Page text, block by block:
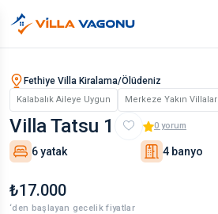
Fethiye Villa Kiralama/Ölüdeniz
Kalabalık Aileye Uygun Merkeze Yakın Villalar
Villa Tatsu 1 0 yorum
6 yatak 4 banyo
₺17.000
‘den başlayan gecelik fiyatlar